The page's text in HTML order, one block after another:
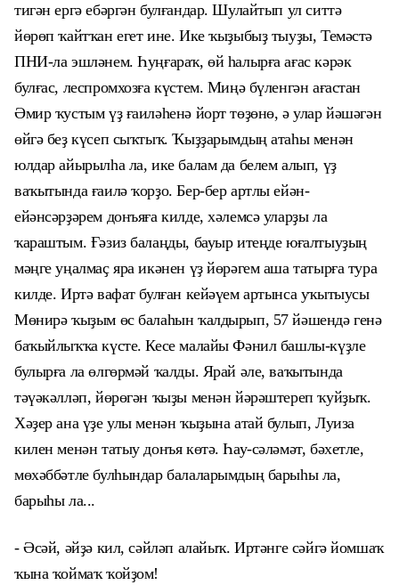
тигән ергә ебәргән булғандар. Шулайтып ул ситтә
йөрөп ҡайтҡан егет ине. Ике ҡыҙыбыҙ тыуҙы, Темәстә
ПНИ-ла эшләнем. Һуңғараҡ, өй һалырға ағас кәрәк
булғас, леспромхозға күстем. Миңә бүленгән ағастан
Әмир ҡустым үҙ ғаиләһенә йорт төҙөнө, ә улар йәшәгән
өйгә беҙ күсеп сыҡтыҡ. Ҡыҙҙарымдың атаһы менән
юлдар айырылһа ла, ике балам да белем алып, үҙ
ваҡытында ғаилә ҡорҙо. Бер-бер артлы ейән-
ейәнсәрҙәрем донъяға килде, хәлемсә уларҙы ла
ҡараштым. Ғәзиз балаңды, бауыр итеңде юғалтыуҙың
мәңге уңалмаҫ яра икәнен үҙ йөрәгем аша татырға тура
килде. Иртә вафат булған кейәүем артынса уҡытыусы
Мөнирә ҡыҙым өс балаһын ҡалдырып, 57 йәшендә генә
баҡыйлыҡҡа күсте. Кесе малайы Фәнил башлы-күҙле
булырға ла өлгөрмәй ҡалды. Ярай әле, ваҡытында
тәүәкәлләп, йөрөгән ҡыҙы менән йәрәштереп ҡуйҙыҡ.
Хәҙер ана үҙе улы менән ҡыҙына атай булып, Луиза
килен менән татыу донъя көтә. Һау-сәләмәт, бәхетле,
мөхәббәтле булһындар балаларымдың барыһы ла,
барыһы ла...
- Әсәй, әйҙә кил, сәйләп алайыҡ. Иртәнге сәйгә йомшаҡ
ҡына ҡоймаҡ ҡойҙом!